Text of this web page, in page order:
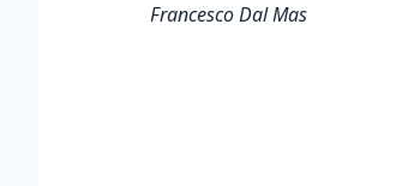
Francesco Dal Mas